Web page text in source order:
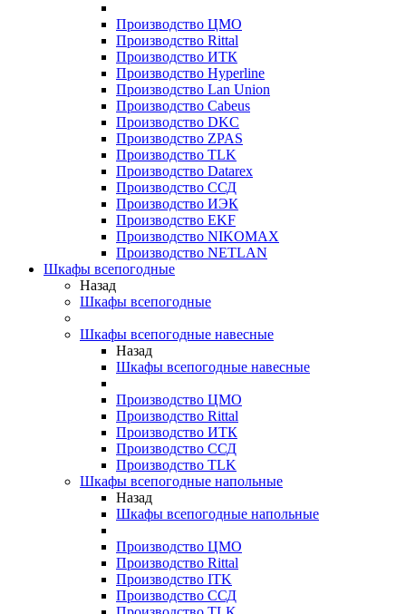
Производство ЦМО
Производство Rittal
Производство ИТК
Производство Hyperline
Производство Lan Union
Производство Cabeus
Производство DKC
Производство ZPAS
Производство TLK
Производство Datarex
Производство ССД
Производство ИЭК
Производство EKF
Производство NIKOMAX
Производство NETLAN
Шкафы всепогодные
Назад
Шкафы всепогодные
Шкафы всепогодные навесные
Назад
Шкафы всепогодные навесные
Производство ЦМО
Производство Rittal
Производство ИТК
Производство ССД
Производство TLK
Шкафы всепогодные напольные
Назад
Шкафы всепогодные напольные
Производство ЦМО
Производство Rittal
Производство ITK
Производство ССД